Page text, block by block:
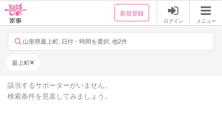
新規登録
ログイン メニュー
山形県最上町, 日付・時間を選択, 他2件
最上町
該当するサポーターがいません。
検索条件を見直してみましょう。